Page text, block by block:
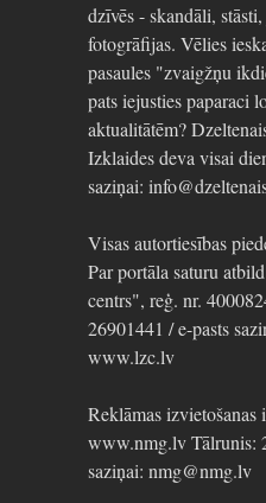
dzīvēs - skandāli,
fotogrāfijas. Vēlies
pasaules "zvaigžņu
pats iejusties paparaci
aktualitātēm?
Izklaides deva visai
saziņai:
Visas autortiesības
Par portāla saturu
centrs", reģ. nr.
26901441 / e-pasts
www.lzc.lv
Reklāmas izvietošanas
www.nmg.lv Tālrunis:
saziņai: nmg@nmg.lv